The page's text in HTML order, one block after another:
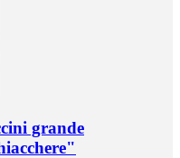
grande